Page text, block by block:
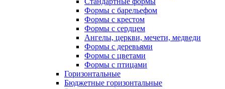
Формы с барельефом
Формы с крестом
Формы с сердцем
Ангелы, церкви, мечети, медведи
Формы с деревьями
Формы с цветами
Формы с птицами
Горизонтальные
Бюджетные горизонтальные